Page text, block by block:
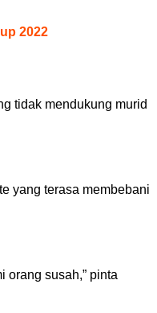
2022
tidak mendukung murid
yang terasa membebani
orang susah,” pinta